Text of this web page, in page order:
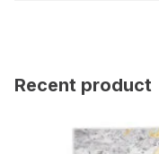
Recent product